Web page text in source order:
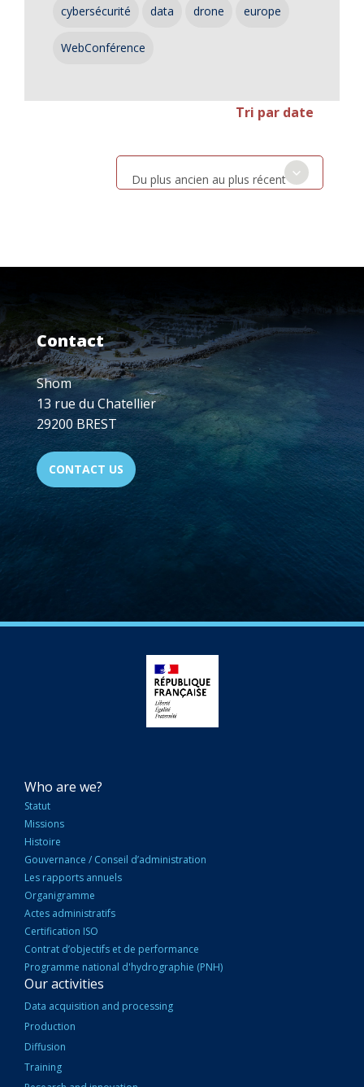
cybersécurité data drone europe
WebConférence
Tri par date
Du plus ancien au plus récent
Contact
Shom
13 rue du Chatellier
29200 BREST
CONTACT US
NAVIGATION
PRINCIPALE
Who are we?
Statut
Missions
Histoire
Gouvernance / Conseil d’administration
Les rapports annuels
Organigramme
Actes administratifs
Certification ISO
Contrat d’objectifs et de performance
Programme national d'hydrographie (PNH)
Our activities
Data acquisition and processing
Production
Diffusion
Training